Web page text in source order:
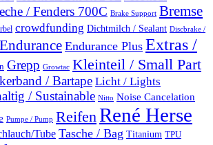
/ Fenders 700C Brake Support Bremse
crowdfunding Dichtmilch / Sealant Discbrake /
Endurance Endurance Plus Extras /
Grepp Growtac Kleinteil / Small Part
/ Bartape Licht / Lights
/ Sustainable Nitto Noise Cancelation
Pumpe / Pump ReifenRené Herse
Tube Tasche / Bag Titanium TPU